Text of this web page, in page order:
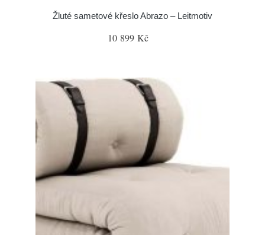
Žluté sametové křeslo Abrazo – Leitmotiv
10 899 Kč